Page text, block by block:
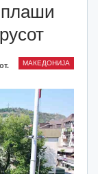
МАКЕДОНИЈА